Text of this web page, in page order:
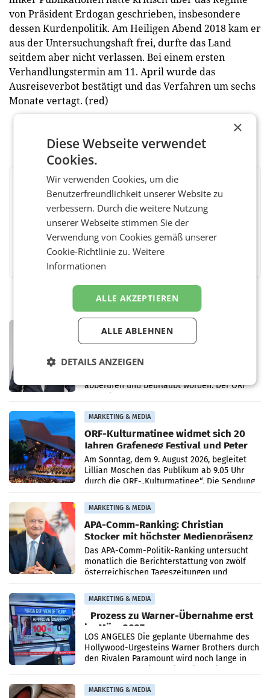
von Präsident Erdogan geschrieben, insbesondere
dessen Kurdenpolitik. Am Heiligen Abend 2018 kam er
aus der Untersuchungshaft frei, durfte das Land
seitdem aber nicht verlassen. Bei einem ersten
Verhandlungstermin am 11. April wurde das
Ausreiseverbot bestätigt und das Verfahren um sechs
Monate vertagt. (red)
BEWERTEN SIE DIESEN ARTIKEL
FacebookTwitter MessengerWhatsAppLinkedIn
ORF III: Peter Schöber abberufen und
WIEN ORF-III-Co-Geschäftsführer Peter
abberufen und beurlaubt worden. Der ORF
MARKETING & MEDIA
ORF-Kulturmatinee widmet sich 20
Jahren Grafenegg Festival und Peter
Simonischek
Am Sonntag, dem 9. August 2026, begleitet
Lillian Moschen das Publikum ab 9.05 Uhr
durch die ORF-„Kulturmatinee“. Die Sendung
startet mit der Dokumentation „20 Jahre
Grafenegg
MARKETING & MEDIA
APA-Comm-Ranking: Christian
Stocker mit höchster Medienpräsenz
im Juli
Das APA-Comm-Politik-Ranking untersucht
monatlich die Berichterstattung von zwölf
österreichischen Tageszeitungen und
analysiert, welche Politikerinnen und
Politiker Österreichs die
MARKETING & MEDIA
Prozess zu Warner-Übernahme erst
im März 2027
LOS ANGELES Die geplante Übernahme des
Hollywood-Urgesteins Warner Brothers durch
den Rivalen Paramount wird noch lange in
MARKETING & MEDIA
×
Diese Webseite verwendet
Cookies.
Wir verwenden Cookies, um die
Benutzerfreundlichkeit unserer Website zu
verbessern. Durch die weitere Nutzung
unserer Webseite stimmen Sie der
Verwendung von Cookies gemäß unserer
Cookie-Richtlinie zu.Weitere
Informationen
ALLE AKZEPTIEREN
ALLE ABLEHNEN
DETAILS ANZEIGEN